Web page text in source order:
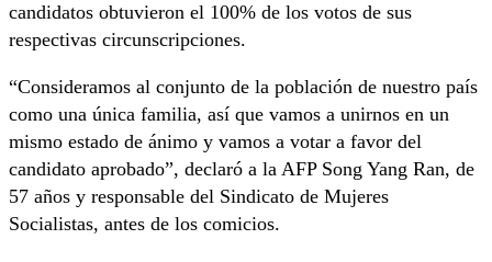
candidatos obtuvieron el 100% de los votos de sus
respectivas circunscripciones.
“Consideramos al conjunto de la población de nuestro país
como una única familia, así que vamos a unirnos en un
mismo estado de ánimo y vamos a votar a favor del
candidato aprobado”, declaró a la AFP Song Yang Ran, de
57 años y responsable del Sindicato de Mujeres
Socialistas, antes de los comicios.